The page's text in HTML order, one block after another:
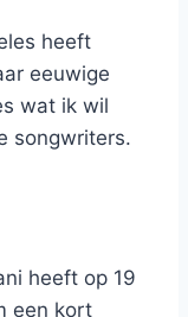
heeft
eeuwige
wat ik wil
songwriters.
heeft op 19
een ​​kort